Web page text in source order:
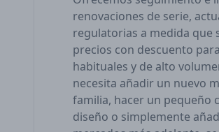
renovaciones de serie,
regulatorias a medida que
precios con descuento
habituales y de alto
necesita añadir un nuevo
familia, hacer un pequeño
diseño o simplemente